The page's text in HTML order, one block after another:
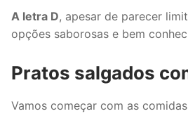
A letra D, apesar de parecer
opções saborosas e bem
Pratos salgados
Vamos começar com as